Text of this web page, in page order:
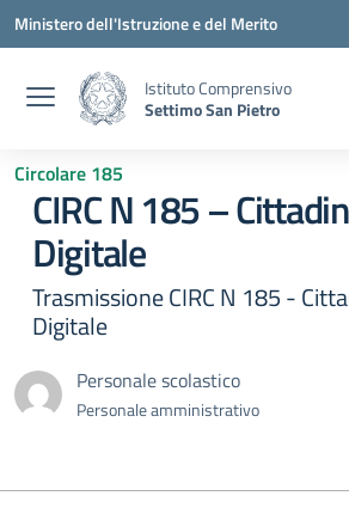
Vai ai contenuti
Vai al menu di navigazione
Vai al footer
Ministero dell'Istruzione e del Merito
Istituto Comprensivo
Settimo San Pietro
Circolare 185
CIRC N 185 –
Digitale
Trasmissione CIRC N 185 -
Digitale
Personale scolastico
Personale amministrativo